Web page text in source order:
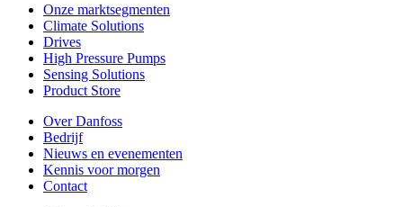
Onze marktsegmenten
Climate Solutions
Drives
High Pressure Pumps
Sensing Solutions
Product Store
Over Danfoss
Bedrijf
Nieuws en evenementen
Kennis voor morgen
Contact